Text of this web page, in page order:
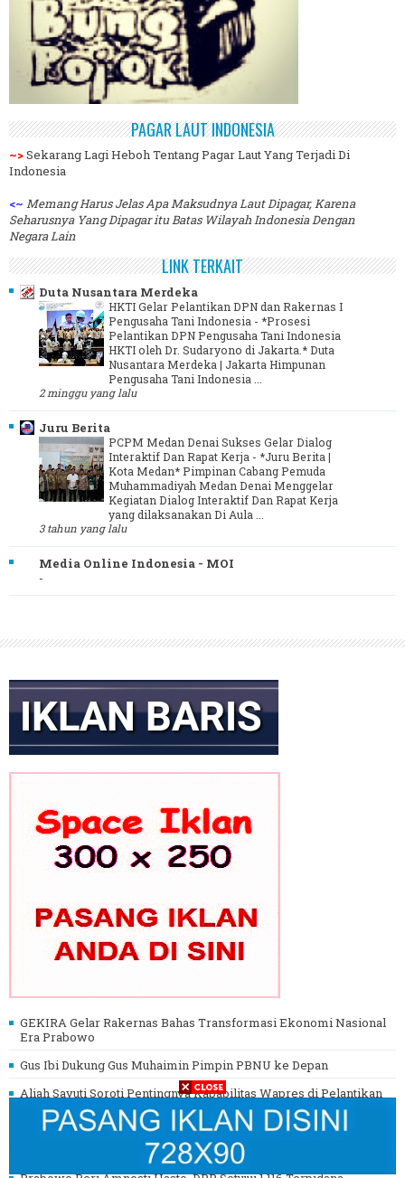
PAGAR LAUT INDONESIA
~>Sekarang Lagi Heboh Tentang Pagar Laut Yang Terjadi Di
Indonesia
<~ Memang Harus Jelas Apa Maksudnya Laut Dipagar, Karena
Seharusnya Yang Dipagar itu Batas Wilayah Indonesia Dengan
Negara Lain
LINK TERKAIT
Duta Nusantara Merdeka
HKTI Gelar Pelantikan DPN dan Rakernas I
Pengusaha Tani Indonesia - *Prosesi
Pelantikan DPN Pengusaha Tani Indonesia
HKTI oleh Dr. Sudaryono di Jakarta.* Duta
Nusantara Merdeka | Jakarta Himpunan
Pengusaha Tani Indonesia ...
2 minggu yang lalu
Juru Berita
PCPM Medan Denai Sukses Gelar Dialog
Interaktif Dan Rapat Kerja - *Juru Berita |
Kota Medan* Pimpinan Cabang Pemuda
Muhammadiyah Medan Denai Menggelar
Kegiatan Dialog Interaktif Dan Rapat Kerja
yang dilaksanakan Di Aula ...
3 tahun yang lalu
Media Online Indonesia - MOI
-
GEKIRA Gelar Rakernas Bahas Transformasi Ekonomi Nasional
Era Prabowo
Gus Ibi Dukung Gus Muhaimin Pimpin PBNU ke Depan
Aliah Sayuti Soroti Pentingnya Kapabilitas Wapres di Pelantikan
BMI DKI
Megawati Sedih Lihat KPK, Presiden Prabowo Turun Tangan